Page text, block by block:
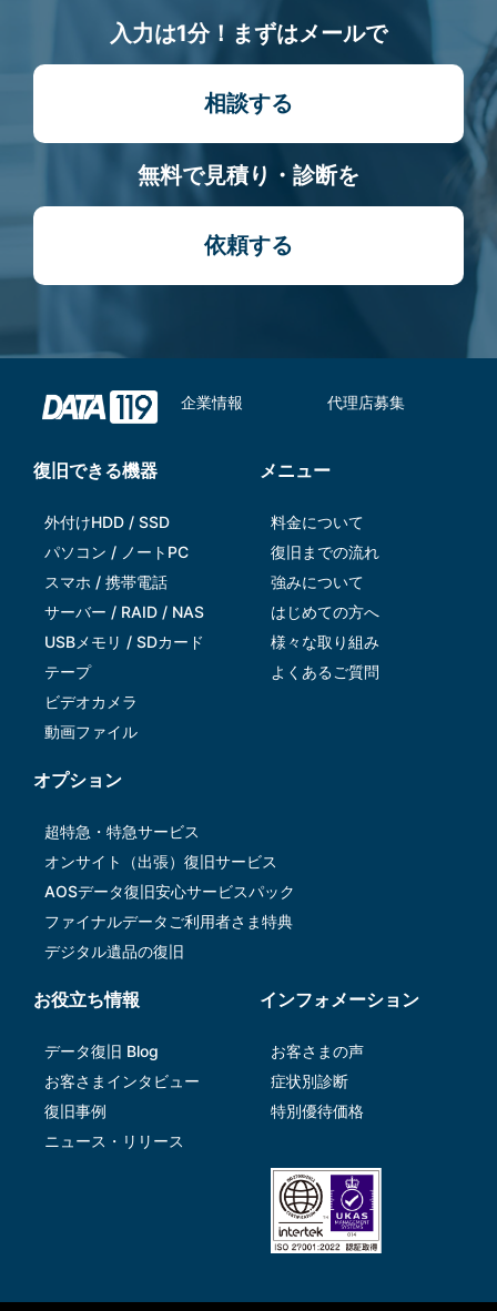
入力は1分！まずはメールで
相談する
無料で見積り・診断を
依頼する
企業情報 代理店募集
復旧できる機器
外付けHDD / SSD
パソコン / ノートPC
スマホ / 携帯電話
サーバー / RAID / NAS
USBメモリ / SDカード
テープ
ビデオカメラ
動画ファイル
メニュー
料金について
復旧までの流れ
強みについて
はじめての方へ
様々な取り組み
よくあるご質問
オプション
超特急・特急サービス
オンサイト（出張）復旧サービス
AOSデータ復旧安⼼サービスパック
ファイナルデータご利⽤者さま特典
デジタル遺品の復旧
お役立ち情報
データ復旧 Blog
お客さまインタビュー
復旧事例
ニュース・リリース
インフォメーション
お客さまの声
症状別診断
特別優待価格